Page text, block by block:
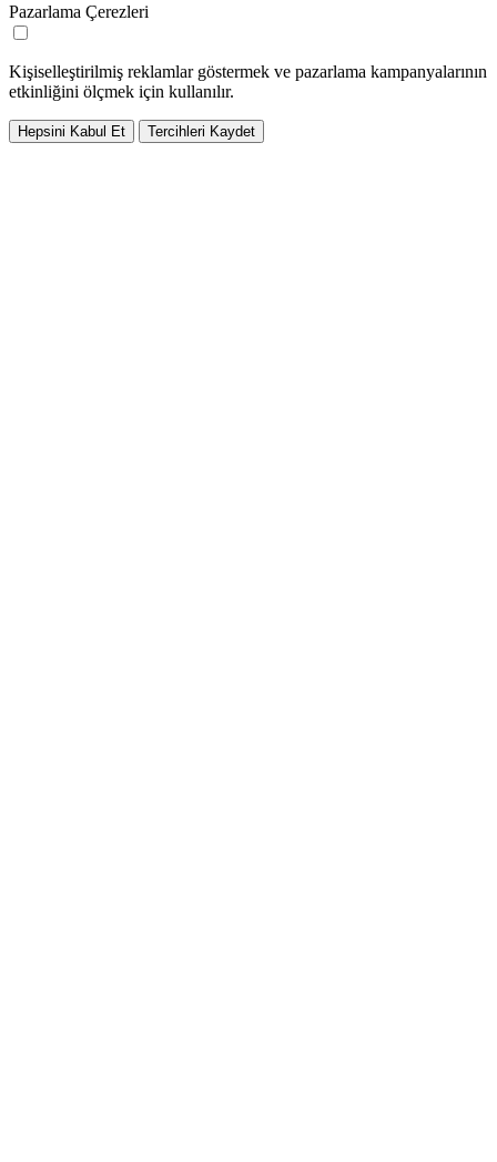
Pazarlama Çerezleri
Kişiselleştirilmiş reklamlar göstermek ve pazarlama kampanyalarının
etkinliğini ölçmek için kullanılır.
Hepsini Kabul Et Tercihleri Kaydet